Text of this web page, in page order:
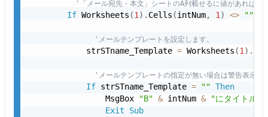
'「メール宛先・本文」シートのA列載せるに値があればメ
If Worksheets (1) . Cells (intNum, 1) <> ""
'メールテンプレートを設定します。
            strSTname_Template
= Worksheets (1) .
'メールテンプレートの指定が無い場合は警告表示お
If strSTname_Template = "" Then
                MsgBox
"B" & intNum &
"にタイトル
Exit
Sub